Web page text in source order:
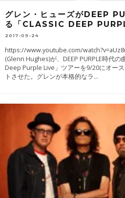
グレン・ヒューズがDEEP
る「CLASSIC DEEP
2017-09-24
https://www.youtube.com/
(Glenn Hughes)が、DEEP PURPLE時代
Deep Purple Live」ツアーを9/20にオー
トさせた。グレンが本格的なラ...